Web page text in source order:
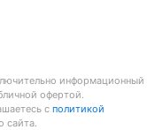
информационный
офертой.
с политикой
сайта.